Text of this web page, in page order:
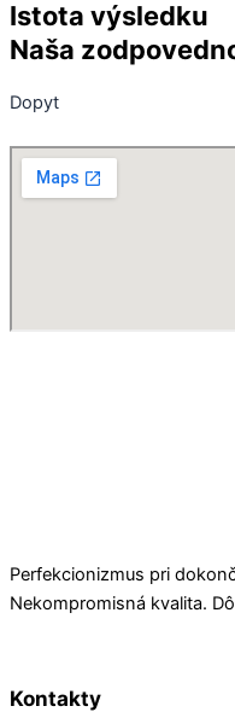
Istota výsledku
Naša
Dopyt
Perfekcionizmus pri
Nekompromisná kvalita.
Kontakty